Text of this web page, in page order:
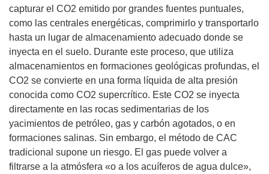
t
a
n
a
)
capturar el CO2 emitido por grandes fuentes puntuales,
como las centrales energéticas, comprimirlo y transportarlo
hasta un lugar de almacenamiento adecuado donde se
inyecta en el suelo. Durante este proceso, que utiliza
almacenamientos en formaciones geológicas profundas, el
CO2 se convierte en una forma líquida de alta presión
conocida como CO2 supercrítico. Este CO2 se inyecta
directamente en las rocas sedimentarias de los
yacimientos de petróleo, gas y carbón agotados, o en
formaciones salinas. Sin embargo, el método de CAC
tradicional supone un riesgo. El gas puede volver a
filtrarse a la atmósfera «o a los acuíferos de agua dulce»,